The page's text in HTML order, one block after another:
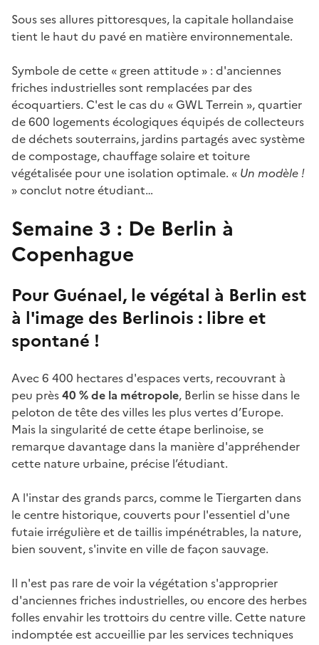
Sous ses allures pittoresques, la capitale hollandaise
tient le haut du pavé en matière environnementale.
Symbole de cette « green attitude » : d'anciennes
friches industrielles sont remplacées par des
écoquartiers. C'est le cas du « GWL Terrein », quartier
de 600 logements écologiques équipés de collecteurs
de déchets souterrains, jardins partagés avec système
de compostage, chauffage solaire et toiture
végétalisée pour une isolation optimale. « Un modèle !
» conclut notre étudiant…
Semaine 3 : De Berlin à
Copenhague
Pour Guénael, le végétal à Berlin est
à l'image des Berlinois : libre et
spontané !
Avec 6 400 hectares d'espaces verts, recouvrant à
peu près40 % de la métropole, Berlin se hisse dans le
peloton de tête des villes les plus vertes d’Europe.
Mais la singularité de cette étape berlinoise, se
remarque davantage dans la manière d'appréhender
cette nature urbaine, précise l’étudiant.
A l'instar des grands parcs, comme le Tiergarten dans
le centre historique, couverts pour l'essentiel d'une
futaie irrégulière et de taillis impénétrables, la nature,
bien souvent, s'invite en ville de façon sauvage.
Il n'est pas rare de voir la végétation s'approprier
d'anciennes friches industrielles, ou encore des herbes
folles envahir les trottoirs du centre ville. Cette nature
indomptée est accueillie par les services techniques